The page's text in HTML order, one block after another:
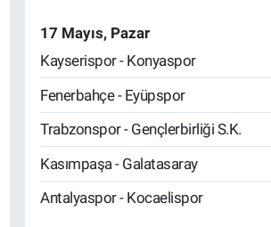
17 Mayıs, Pazar
Kayserispor - Konyaspor
Fenerbahçe - Eyüpspor
Trabzonspor - Gençlerbirliği S.K.
Kasımpaşa - Galatasaray
Antalyaspor - Kocaelispor